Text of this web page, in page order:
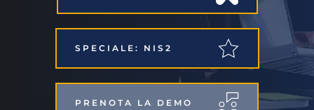
SPECIALE: NIS2
PRENOTA LA DEMO